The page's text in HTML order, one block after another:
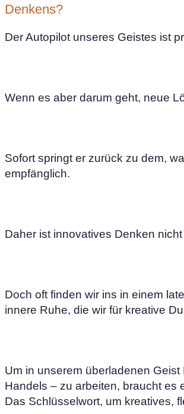
Denkens?
Der Autopilot unseres Geistes ist
Wenn es aber darum geht, neue
Sofort springt er zurück zu dem,
empfänglich.
Daher ist innovatives Denken
Doch oft finden wir ins in einem
innere Ruhe, die wir für kreative
Um in unserem überladenen
Handels – zu arbeiten, braucht es
Das Schlüsselwort, um kreatives,